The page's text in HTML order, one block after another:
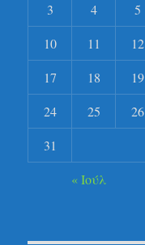
3
4 5
10
11 12
17
18 19
24
25 26
31
« Ιούλ